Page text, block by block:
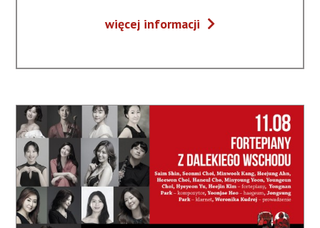
więcej informacji
Muzyczne
/
opowieści